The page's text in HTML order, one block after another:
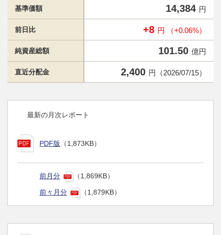
基準価額 14,384 円
前日比 +8 円 （+0.06%）
純資産総額 101.50 億円
直近分配金 2,400 円（2026/07/15）
最新の月次レポート
PDF版 （1,873KB）
前月分 （1,869KB）
前々月分 （1,879KB）